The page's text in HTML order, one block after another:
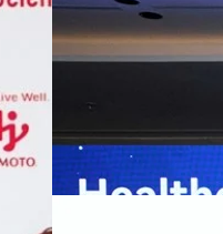
กรุงเทพฯ, 7 สิงหาคม
Thailand Digital & AI
พันธมิตรด้านเทคโนโลยีจ
ปัญญาประดิษฐ์ (AI) พร้
ประเทศอย่างเป็นทางก
เว่ย เทคโนโลยี่ จำกัด ไ
สาธารณสุขไทย และบทบ
ประชาชนได้อย่างทั่วถึงม
มาเปลี่ยนแปลงอุตสาหก
Read More